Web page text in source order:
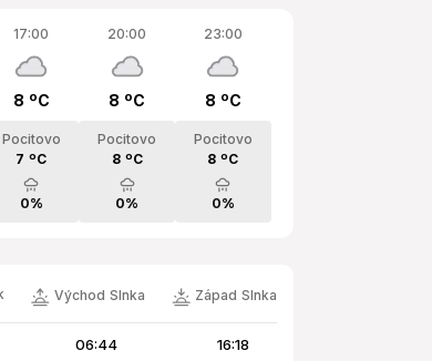
17:00
8 ºC
Pocitovo
7 ºC
0%
20:00
8 ºC
Pocitovo
8 ºC
0%
23:00
8 ºC
Pocitovo
8 ºC
0%
Východ Slnka Západ Slnka
06:44 16:18